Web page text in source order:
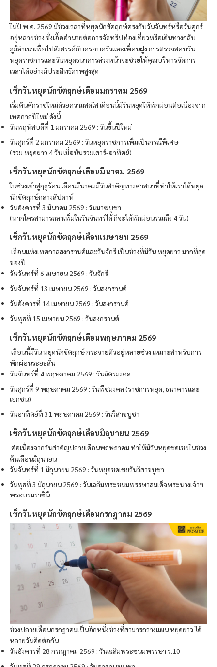
ในปี พ.ศ. 2569 มีช่วงเวลาที่หยุดนักขัตฤกษ์ตรงกับวันจันทร์หรือวันศุกร์
อยู่หลายช่วง ซึ่งเอื้ออำนวยต่อการจัดทริปท่องเที่ยวหรือเดินทางกลับ
ภูมิลำเนาเพื่อไปสังสรรค์กับครอบครัวและเพื่อนฝูง การตรวจสอบวัน
หยุดราชการและวันหยุดธนาคารล่วงหน้าจะช่วยให้คุณบริหารจัดการ
เวลาได้อย่างมีประสิทธิภาพสูงสุด
เช็กวันหยุดนักขัตฤกษ์เดือนมกราคม 2569
เริ่มต้นศักราชใหม่ด้วยความสดใส เดือนนี้มีวันหยุดให้พักผ่อนต่อเนื่องจาก
เทศกาลปีใหม่ ดังนี้
วันพฤหัสบดีที่ 1 มกราคม 2569 : วันขึ้นปีใหม่
วันศุกร์ที่ 2 มกราคม 2569 : วันหยุดราชการเพิ่มเป็นกรณีพิเศษ
(รวม หยุดยาว 4 วัน เมื่อนับรวมเสาร์-อาทิตย์)
เช็กวันหยุดนักขัตฤกษ์เดือนมีนาคม 2569
ในช่วงเข้าสู่ฤดูร้อน เดือนมีนาคมมีวันสำคัญทางศาสนาที่ทำให้เราได้หยุด
นักขัตฤกษ์กลางสัปดาห์
วันอังคารที่ 3 มีนาคม 2569 : วันมาฆบูชา
(หากใครสามารถลาเพิ่มในวันจันทร์ได้ ก็จะได้พักผ่อนรวมถึง 4 วัน)
เช็กวันหยุดนักขัตฤกษ์เดือนเมษายน 2569
เดือนแห่งเทศกาลสงกรานต์และวันจักรี เป็นช่วงที่มีวัน หยุดยาว มากที่สุด
ของปี
วันจันทร์ที่ 6 เมษายน 2569 : วันจักรี
วันจันทร์ที่ 13 เมษายน 2569 : วันสงกรานต์
วันอังคารที่ 14 เมษายน 2569 : วันสงกรานต์
วันพุธที่ 15 เมษายน 2569 : วันสงกรานต์
เช็กวันหยุดนักขัตฤกษ์เดือนพฤษภาคม 2569
เดือนนี้มีวัน หยุดนักขัตฤกษ์ กระจายตัวอยู่หลายช่วง เหมาะสำหรับการ
พักผ่อนระยะสั้น
วันจันทร์ที่ 4 พฤษภาคม 2569 : วันฉัตรมงคล
วันศุกร์ที่ 9 พฤษภาคม 2569 : วันพืชมงคล (ราชการหยุด, ธนาคารและ
เอกชน)
วันอาทิตย์ที่ 31 พฤษภาคม 2569 : วันวิสาขบูชา
เช็กวันหยุดนักขัตฤกษ์เดือนมิถุนายน 2569
ต่อเนื่องจากวันสำคัญปลายเดือนพฤษภาคม ทำให้มีวันหยุดชดเชยในช่วง
ต้นเดือนมิถุนายน
วันจันทร์ที่ 1 มิถุนายน 2569 : วันหยุดชดเชยวันวิสาขบูชา
วันพุธที่ 3 มิถุนายน 2569 : วันเฉลิมพระชนมพรรษาสมเด็จพระนางเจ้าฯ
พระบรมราชินี
เช็กวันหยุดนักขัตฤกษ์เดือนกรกฎาคม 2569
ช่วงปลายเดือนกรกฎาคมเป็นอีกหนึ่งช่วงที่สามารถวางแผน หยุดยาว ได้
หลายวันติดต่อกัน
วันอังคารที่ 28 กรกฎาคม 2569 : วันเฉลิมพระชนมพรรษา ร.10